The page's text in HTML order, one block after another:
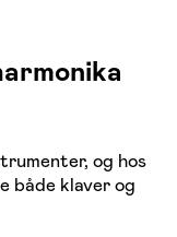
og hos
både klaver og